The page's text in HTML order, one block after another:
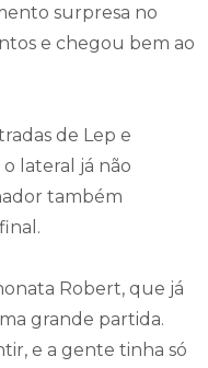
surpresa no
e chegou bem ao
de Lep e
lateral já não
também
Robert, que já
grande partida.
e a gente tinha só